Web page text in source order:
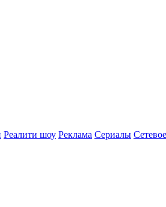
Реалити шоу Реклама Сериалы